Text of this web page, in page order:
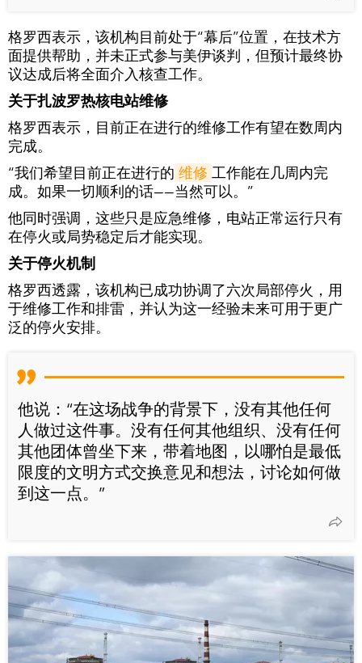
格罗西表示，该机构目前处于“幕后”位置，在技术方
面提供帮助，并未正式参与美伊谈判，但预计最终协
议达成后将全面介入核查工作。
关于扎波罗热核电站维修
格罗西表示，目前正在进行的维修工作有望在数周内
完成。
“我们希望目前正在进行的 维修 工作能在几周内完
成。如果一切顺利的话——当然可以。”
他同时强调，这些只是应急维修，电站正常运行只有
在停火或局势稳定后才能实现。
关于停火机制
格罗西透露，该机构已成功协调了六次局部停火，用
于维修工作和排雷，并认为这一经验未来可用于更广
泛的停火安排。
他说：“在这场战争的背景下，没有其他任何
人做过这件事。没有任何其他组织、没有任何
其他团体曾坐下来，带着地图，以哪怕是最低
限度的文明方式交换意见和想法，讨论如何做
到这一点。”